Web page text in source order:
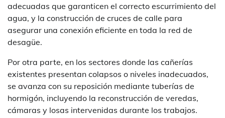
adecuadas que garanticen el correcto escurrimiento del
agua, y la construcción de cruces de calle para
asegurar una conexión eficiente en toda la red de
desagüe.
Por otra parte, en los sectores donde las cañerías
existentes presentan colapsos o niveles inadecuados,
se avanza con su reposición mediante tuberías de
hormigón, incluyendo la reconstrucción de veredas,
cámaras y losas intervenidas durante los trabajos.